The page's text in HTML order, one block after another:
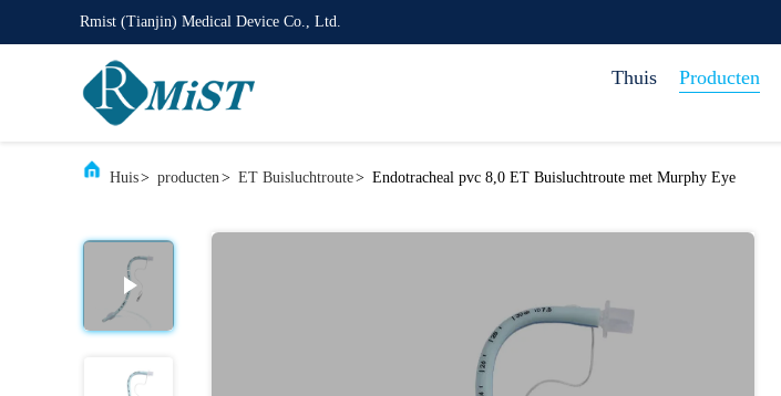
Rmist (Tianjin) Medical Device Co., Ltd.
Thuis Producten
Huis> producten> ET Buisluchtroute> Endotracheal pvc 8,0 ET Buisluchtroute met Murphy Eye